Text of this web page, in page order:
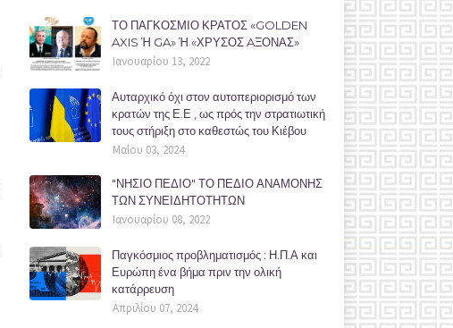
ΤΟ ΠΑΓΚΟΣΜΙΟ ΚΡΑΤΟΣ «GOLDEN
AXIS Ή GA» Ή «ΧΡΥΣΟΣ AΞΟΝΑΣ»
Ιανουαρίου 13, 2022
Αυταρχικό όχι στον αυτοπεριορισμό των
κρατών της Ε.Ε , ως πρός την στρατιωτική
τους στήριξη στο καθεστώς του Κιέβου
Μαΐου 03, 2024
"ΝΗΣΙΟ ΠΕΔΙΟ" ΤΟ ΠΕΔΙΟ ΑΝΑΜΟΝΗΣ
ΤΩΝ ΣΥΝΕΙΔΗΤΟΤΗΤΩΝ
Ιανουαρίου 08, 2022
Παγκόσμιος προβληματισμός : Η.Π.Α και
Ευρώπη ένα βήμα πριν την ολική
κατάρρευση
Απριλίου 07, 2024